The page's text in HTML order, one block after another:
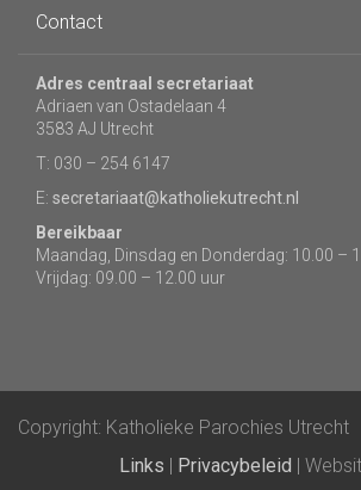
Contact
Adres centraal secretariaat
Adriaen van Ostadelaan 4
3583 AJ Utrecht
T: 030 – 254 6147
E: secretariaat@katholiekutrecht.nl
Bereikbaar
Maandag, Dinsdag en Donderdag: 10.00 –
Vrijdag: 09.00 – 12.00 uur
Copyright: Katholieke Parochies Utrecht
Links | Privacybeleid |